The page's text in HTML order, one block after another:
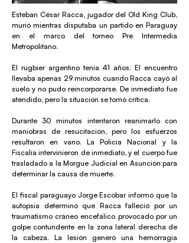
Esteban César Racca, jugador del Old King Club,
murió mientras disputaba un partido en Paraguay
en el marco del torneo Pre Intermedia
Metropolitano.
El rugbier argentino tenía 41 años. El encuentro
llevaba apenas 29 minutos cuando Racca cayó al
suelo y no pudo reincorporarse. De inmediato fue
atendido, pero la situación se tornó crítica.
Durante 30 minutos intentaron reanimarlo con
maniobras de resucitación, pero los esfuerzos
resultaron en vano. La Policía Nacional y la
Fiscalía intervinieron de inmediato, y el cuerpo fue
trasladado a la Morgue Judicial en Asunción para
determinar la causa de muerte.
El fiscal paraguayo Jorge Escobar informó que la
autopsia determinó que Racca falleció por un
traumatismo cráneo encefálico provocado por un
golpe contundente en la zona lateral derecha de
la cabeza. La lesión generó una hemorragia